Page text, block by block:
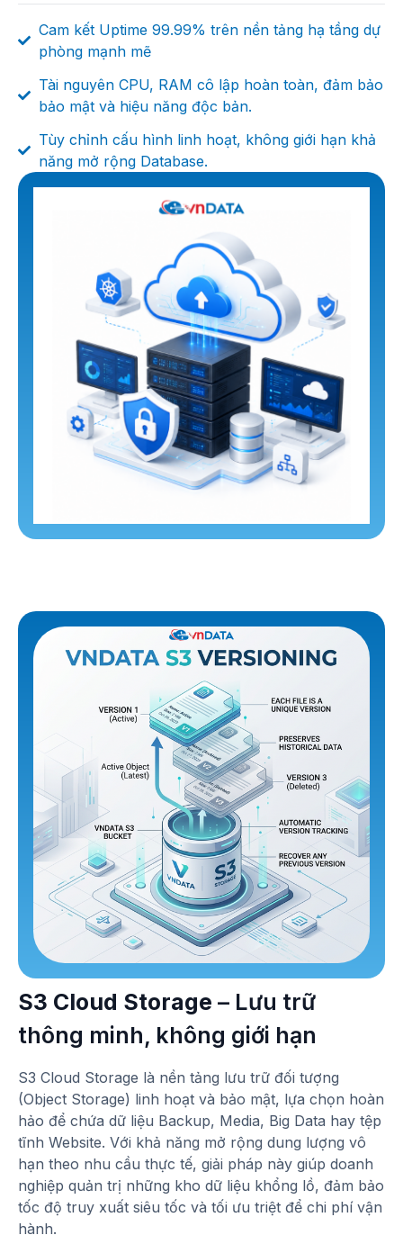
Cam kết Uptime 99.99% trên nền tảng hạ tầng dự
phòng mạnh mẽ
Tài nguyên CPU, RAM cô lập hoàn toàn, đảm bảo
bảo mật và hiệu năng độc bản.
Tùy chỉnh cấu hình linh hoạt, không giới hạn khả
năng mở rộng Database.
S3 Cloud Storage – Lưu trữ
thông minh, không giới hạn
S3 Cloud Storage là nền tảng lưu trữ đối tượng
(Object Storage) linh hoạt và bảo mật, lựa chọn hoàn
hảo để chứa dữ liệu Backup, Media, Big Data hay tệp
tĩnh Website. Với khả năng mở rộng dung lượng vô
hạn theo nhu cầu thực tế, giải pháp này giúp doanh
nghiệp quản trị những kho dữ liệu khổng lồ, đảm bảo
tốc độ truy xuất siêu tốc và tối ưu triệt để chi phí vận
hành.